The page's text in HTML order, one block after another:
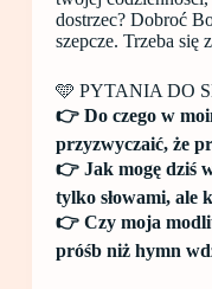
dostrzec? Dobroć
szepcze. Trzeba się
🩵 PYTANIA DO
👉 Do czego w
przyzwyczaić, że
👉 Jak mogę dziś
tylko słowami, ale
👉 Czy moja
próśb niż hymn